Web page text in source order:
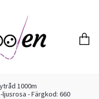
1000m
ljusrosa - Färgkod: 660